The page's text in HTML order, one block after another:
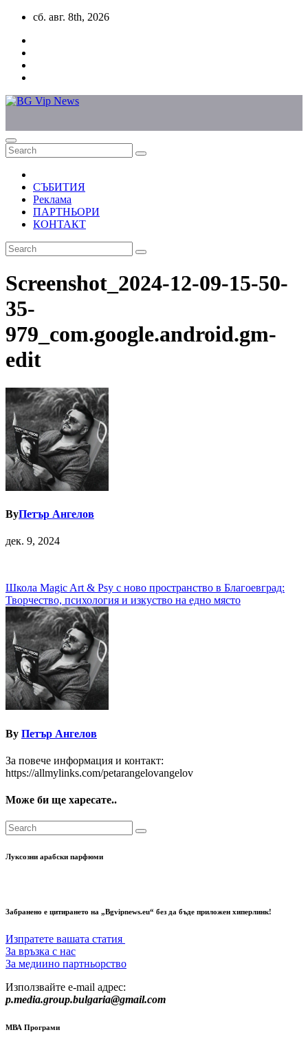
Skip
content
сб. авг. 8th, 2026
СЪБИТИЯ
Реклама
ПАРТНЬОРИ
КОНТАКТ
Screenshot_2024-12-09-15-50-
35-
979_com.google.android.gm-
edit
ByПетър Ангелов
дек. 9, 2024
Навигация
Школа Magic Art & Psy с ново пространство в Благоевград:
Творчество, психология и изкуство на едно място
By Петър Ангелов
За повече информация и контакт:
https://allmylinks.com/petarangelovangelov
Може би ще харесате..
Луксозни арабски парфюми
Забранено е цитирането на „Bgvipnews.eu“ без да бъде приложен хиперлинк!
Изпратете вашата статия
За връзка с нас
За медиино партньорство
Използвайте e-mail адрес:
p.media.group.bulgaria@gmail.com
МВА Програми